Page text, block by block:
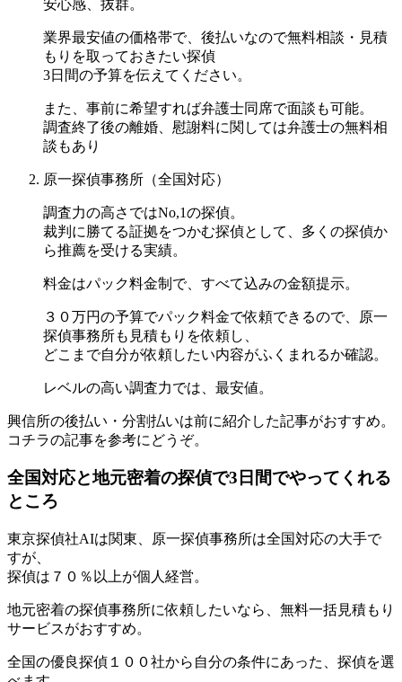
安心感、抜群。
業界最安値の価格帯で、後払いなので無料相談・見積
もりを取っておきたい探偵
3日間の予算を伝えてください。
また、事前に希望すれば弁護士同席で面談も可能。
調査終了後の離婚、慰謝料に関しては弁護士の無料相
談もあり
原一探偵事務所（全国対応）
調査力の高さではNo,1の探偵。
裁判に勝てる証拠をつかむ探偵として、多くの探偵か
ら推薦を受ける実績。
料金はパック料金制で、すべて込みの金額提示。
３０万円の予算でパック料金で依頼できるので、原一
探偵事務所も見積もりを依頼し、
どこまで自分が依頼したい内容がふくまれるか確認。
レベルの高い調査力では、最安値。
興信所の後払い・分割払いは前に紹介した記事がおすすめ。
コチラの記事を参考にどうぞ。
全国対応と地元密着の探偵で3日間でやってくれる
ところ
東京探偵社AIは関東、原一探偵事務所は全国対応の大手で
すが、
探偵は７０％以上が個人経営。
地元密着の探偵事務所に依頼したいなら、無料一括見積もり
サービスがおすすめ。
全国の優良探偵１００社から自分の条件にあった、探偵を選